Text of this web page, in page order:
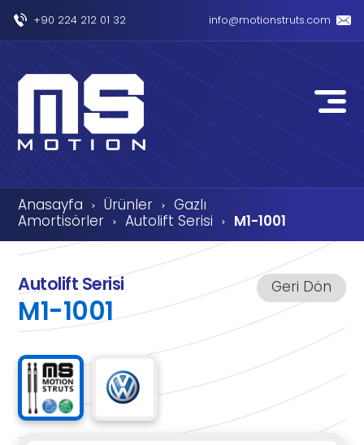
+90 224 212 01 32 info@motionstruts.com
Anasayfa › Ürünler › Gazlı
Amortisörler › Autolift Serisi › M1-1001
Geri Dön
Autolift Serisi
M1-1001